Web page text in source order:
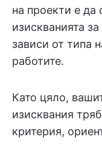
на проекти е да
изискванията
зависи от типа
работите.
Като цяло,
изисквания
критерия,